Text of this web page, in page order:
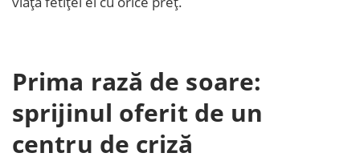
Prima rază de soare:
sprijinul oferit de un
centru de criză